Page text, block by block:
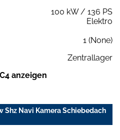
100 kW / 136 PS
Elektro
1 (None)
Zentrallager
anzeigen
Shz Navi Kamera Schiebedach